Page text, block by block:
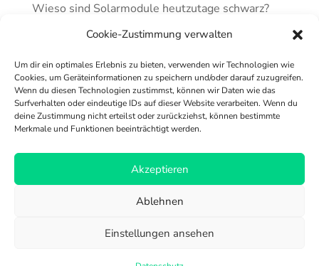
Cookie-Zustimmung verwalten
Um dir ein optimales Erlebnis zu bieten, verwenden wir Technologien wie
Cookies, um Geräteinformationen zu speichern und/oder darauf zuzugreifen.
Wenn du diesen Technologien zustimmst, können wir Daten wie das
Surfverhalten oder eindeutige IDs auf dieser Website verarbeiten. Wenn du
deine Zustimmung nicht erteilst oder zurückziehst, können bestimmte
Merkmale und Funktionen beeinträchtigt werden.
Akzeptieren
Ablehnen
Einstellungen ansehen
Wieso sind Solarmodule heutzutage schwarz?
Größtes Balkonkraftwerk-Projekt
Anmeldung für Balkonkraftwerke jetzt noch
einfacher
Versand & Zahlung
Richtlinie für Rückerstattungen und Rückgaben
FAQ
Impressum
Cookie-Richtlinie (EU)
Datenschutz